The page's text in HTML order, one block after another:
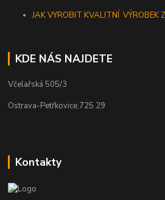
JAK VYROBIT KVALITNÍ VÝROBEK
KDE NÁS NAJDETE
Včelařská 505/3
Ostrava-Petřkovice,725 29
Kontakty